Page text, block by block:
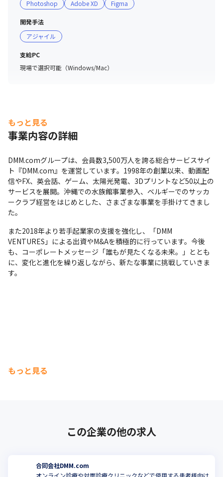
Photoshop Adobe XD Figma
開発手法
アジャイル
支給PC
現場で選択可能（Windows/Mac）
もっと見る
事業内容の詳細
DMM.comグループは、会員数3,500万人を誇る総合サービスサイ
ト『DMM.com』を運営しています。1998年の創業以来、動画配
信やFX、英会話、ゲーム、太陽光発電、3Dプリントなど50以上の
サービスを展開。沖縄での水族館事業参入、ベルギーでのサッカ
ークラブ経営をはじめとした、さまざまな事業を手掛けてきまし
た。
また2018年より若手起業家の支援を強化し、「DMM
VENTURES」による出資やM&Aを積極的に行っています。今後
も、コーポレートメッセージ「誰もが見たくなる未来。」ととも
に、変化と進化を繰り返しながら、新たな事業に挑戦していきま
す。
もっと見る
この企業の他の求人
合同会社DMM.com
オンライン診療や対面診療クリニックなどで使用する患者様向け